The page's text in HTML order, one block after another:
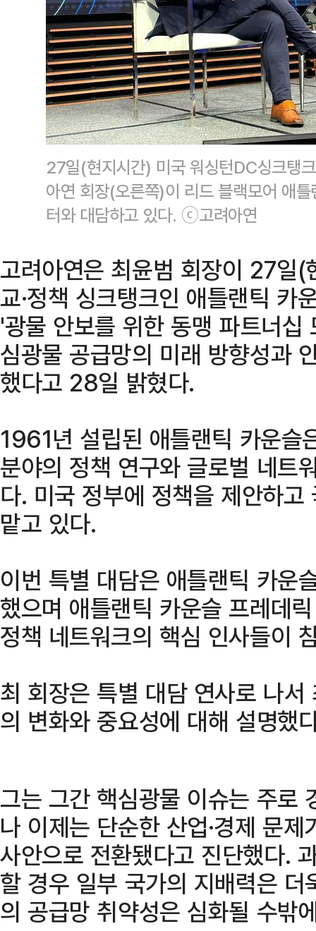
27일(현지시간) 미국 워싱턴DC싱크탱
아연 회장(오른쪽)이 리드 블랙모어 애
터와 대담하고 있다. ⓒ고려아연
고려아연은 최윤범 회장이 27일
교·정책 싱크탱크인 애틀랜틱 카
'광물 안보를 위한 동맹 파트너
심광물 공급망의 미래 방향성과
했다고 28일 밝혔다.
1961년 설립된 애틀랜틱 카운슬
분야의 정책 연구와 글로벌 네트
다. 미국 정부에 정책을 제안하
맡고 있다.
이번 특별 대담은 애틀랜틱 카운
했으며 애틀랜틱 카운슬 프레데
정책 네트워크의 핵심 인사들이
최 회장은 특별 대담 연사로 나
의 변화와 중요성에 대해 설명했
그는 그간 핵심광물 이슈는 주로
나 이제는 단순한 산업·경제 문
사안으로 전환됐다고 진단했다.
할 경우 일부 국가의 지배력은
의 공급망 취약성은 심화될 수밖